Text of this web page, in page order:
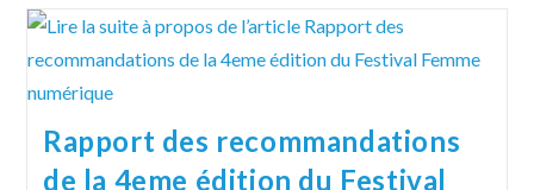
Rapport des recommandations
de la 4eme édition du Festival